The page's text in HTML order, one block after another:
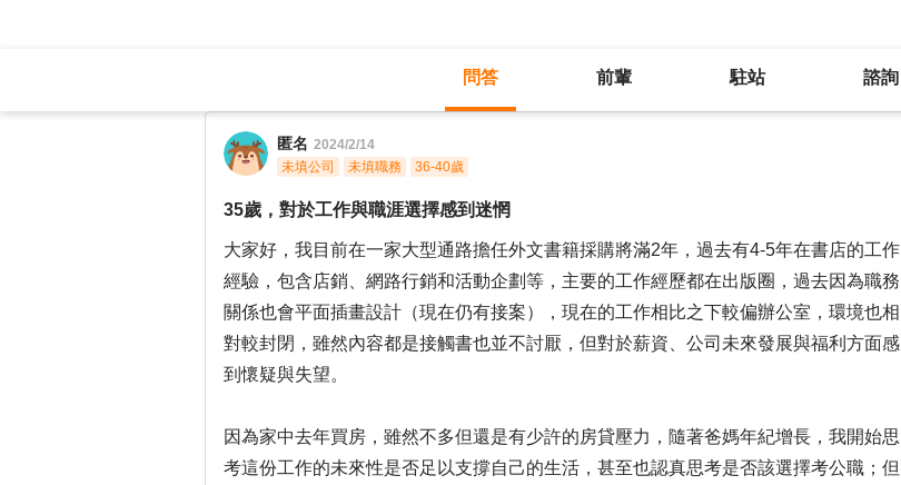
問答 前輩 駐站 諮詢
匿名 2024/2/14
未填公司
未填職務 36-40歲
35歲，對於工作與職涯選擇感到迷惘
大家好，我目前在一家大型通路擔任外文書籍採購將滿2年，過去有4-5年在書店的工作
經驗，包含店銷、網路行銷和活動企劃等，主要的工作經歷都在出版圈，過去因為職務
關係也會平面插畫設計（現在仍有接案），現在的工作相比之下較偏辦公室，環境也相
對較封閉，雖然內容都是接觸書也並不討厭，但對於薪資、公司未來發展與福利方面感
到懷疑與失望。
因為家中去年買房，雖然不多但還是有少許的房貸壓力，隨著爸媽年紀增長，我開始思
考這份工作的未來性是否足以支撐自己的生活，甚至也認真思考是否該選擇考公職；但